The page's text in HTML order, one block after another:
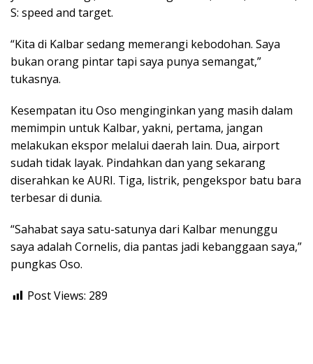
S: speed and target.
“Kita di Kalbar sedang memerangi kebodohan. Saya
bukan orang pintar tapi saya punya semangat,”
tukasnya.
Kesempatan itu Oso menginginkan yang masih dalam
memimpin untuk Kalbar, yakni, pertama, jangan
melakukan ekspor melalui daerah lain. Dua, airport
sudah tidak layak. Pindahkan dan yang sekarang
diserahkan ke AURI. Tiga, listrik, pengekspor batu bara
terbesar di dunia.
“Sahabat saya satu-satunya dari Kalbar menunggu
saya adalah Cornelis, dia pantas jadi kebanggaan saya,”
pungkas Oso.
Post Views: 289